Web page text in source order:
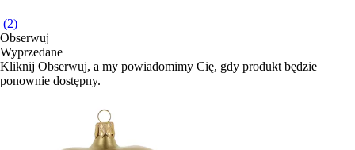
(2)
Obserwuj
Wyprzedane
Kliknij Obserwuj, a my powiadomimy Cię, gdy produkt będzie
ponownie dostępny.